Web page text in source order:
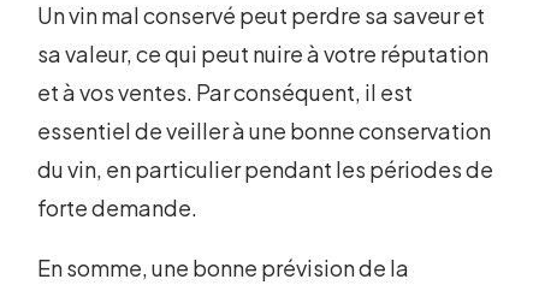
Un vin mal conservé peut perdre sa saveur et
sa valeur, ce qui peut nuire à votre réputation
et à vos ventes. Par conséquent, il est
essentiel de veiller à une bonne conservation
du vin, en particulier pendant les périodes de
forte demande.
En somme, une bonne prévision de la